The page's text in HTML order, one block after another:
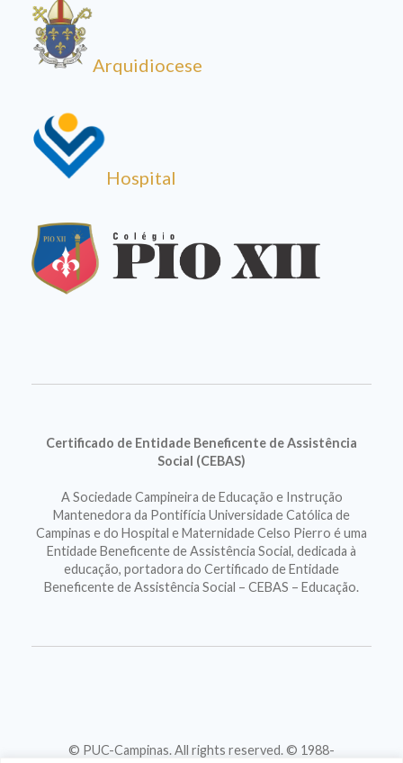
Arquidiocese
Hospital
Certificado de Entidade Beneficente de Assistência
Social (CEBAS)
A Sociedade Campineira de Educação e Instrução
Mantenedora da Pontifícia Universidade Católica de
Campinas e do Hospital e Maternidade Celso Pierro é uma
Entidade Beneficente de Assistência Social, dedicada à
educação, portadora do Certificado de Entidade
Beneficente de Assistência Social – CEBAS – Educação.
© PUC-Campinas. All rights reserved. © 1988-